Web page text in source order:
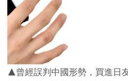
▲曾經誤判中國形勢，買進日